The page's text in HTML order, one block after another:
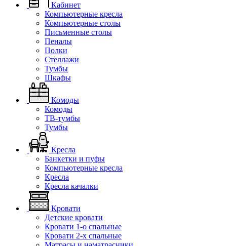
Кабинет
Компьютерные кресла
Компьютерные столы
Письменные столы
Пеналы
Полки
Стеллажи
Тумбы
Шкафы
Комоды
Комоды
ТВ-тумбы
Тумбы
Кресла
Банкетки и пуфы
Компьютерные кресла
Кресла
Кресла качалки
Кровати
Детские кровати
Кровати 1-о спальные
Кровати 2-х спальные